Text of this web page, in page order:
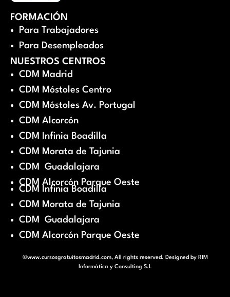
FORMACIÓN
Para Trabajadores
Para Desempleados
NUESTROS CENTROS
CDM Madrid
CDM Móstoles Centro
CDM Móstoles Av. Portugal
CDM Alcorcón
CDM Infinia Boadilla
CDM Morata de Tajunia
CDM Guadalajara
CDM Alcorcón Parque Oeste
CDM Infinia Boadilla
CDM Morata de Tajunia
CDM Guadalajara
CDM Alcorcón Parque Oeste
©www.cursosgratuitosmadrid.com, All rights reserved. Designed by RIM
Informática y Consulting S.L